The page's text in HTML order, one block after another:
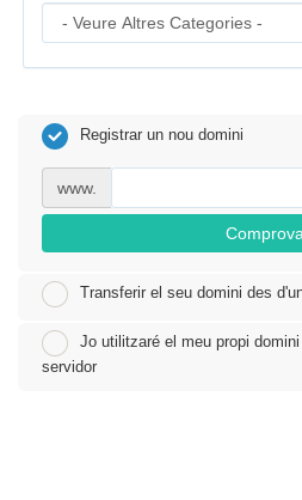
Registrar un nou domini
www.
Transferir el seu domini des
Jo utilitzaré el meu propi
servidor